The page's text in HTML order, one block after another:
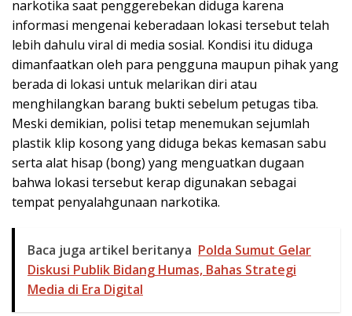
narkotika saat penggerebekan diduga karena
informasi mengenai keberadaan lokasi tersebut telah
lebih dahulu viral di media sosial. Kondisi itu diduga
dimanfaatkan oleh para pengguna maupun pihak yang
berada di lokasi untuk melarikan diri atau
menghilangkan barang bukti sebelum petugas tiba.
Meski demikian, polisi tetap menemukan sejumlah
plastik klip kosong yang diduga bekas kemasan sabu
serta alat hisap (bong) yang menguatkan dugaan
bahwa lokasi tersebut kerap digunakan sebagai
tempat penyalahgunaan narkotika.
Baca juga artikel beritanya Polda Sumut Gelar
Diskusi Publik Bidang Humas, Bahas Strategi
Media di Era Digital